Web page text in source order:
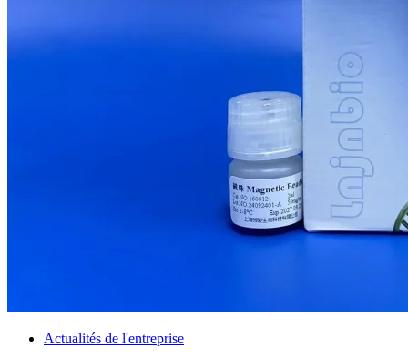
Actualités de l'entreprise